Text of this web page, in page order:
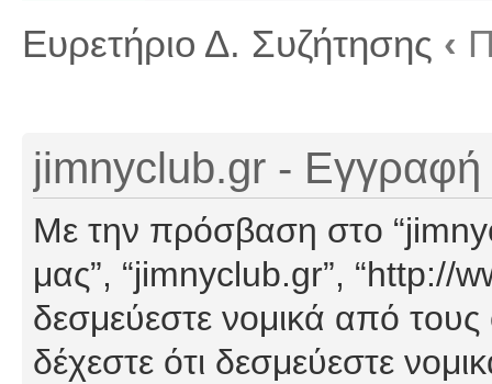
Ευρετήριο Δ. Συζήτησης ‹
jimnyclub.gr - Εγγραφή
Με την πρόσβαση στο
μας”, “jimnyclub.gr”, “http://
δεσμεύεστε νομικά από
δέχεστε ότι δεσμεύεστε